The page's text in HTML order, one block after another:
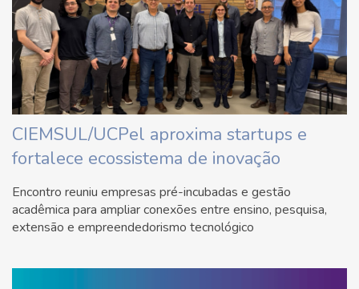
CIEMSUL/UCPel aproxima startups e
fortalece ecossistema de inovação
Encontro reuniu empresas pré-incubadas e gestão
acadêmica para ampliar conexões entre ensino, pesquisa,
extensão e empreendedorismo tecnológico